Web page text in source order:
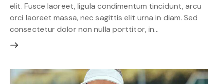
elit. Fusce laoreet, ligula condimentum tincidunt, arcu
orci laoreet massa, nec sagittis elit urna in diam. Sed
consectetur dolor non nulla porttitor, in…